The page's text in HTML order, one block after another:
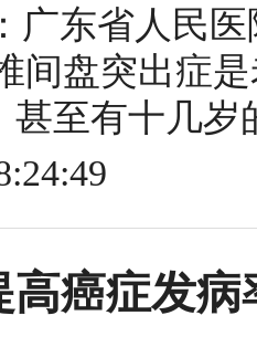
广东省人民
间盘突出症
甚至有十几
高癌症发